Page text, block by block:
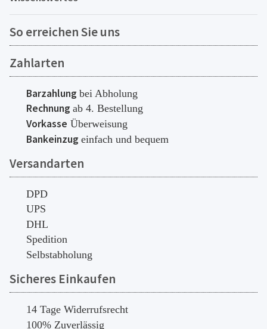
So erreichen Sie uns
Zahlarten
Barzahlung bei Abholung
Rechnung ab 4. Bestellung
Vorkasse Überweisung
Bankeinzug einfach und bequem
Versandarten
DPD
UPS
DHL
Spedition
Selbstabholung
Sicheres Einkaufen
14 Tage Widerrufsrecht
100% Zuverlässig